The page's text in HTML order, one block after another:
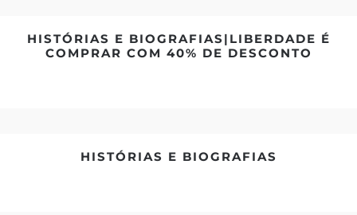
HISTÓRIAS E BIOGRAFIAS|LIBERDADE É
COMPRAR COM 40% DE DESCONTO
HISTÓRIAS E BIOGRAFIAS